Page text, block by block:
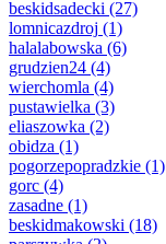
beskidsadecki (27)
lomnicazdroj (1)
halalabowska (6)
grudzien24 (4)
wierchomla (4)
pustawielka (3)
eliaszowka (2)
obidza (1)
pogorzepopradzkie (1)
gorc (4)
zasadne (1)
beskidmakowski (18)